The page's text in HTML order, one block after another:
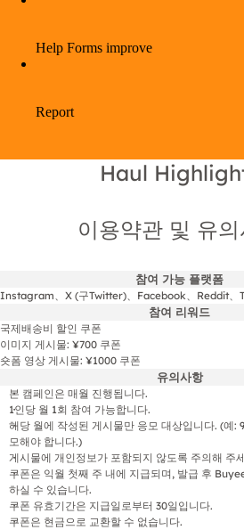
Haul
이용약관 및 유
참여 가능 플랫폼
Instagram、X (구Twitter)、Facebook、Reddit、
참여 리워드
국제배송비 할인 쿠폰
이미지 게시물: ¥700 쿠폰
숏폼 영상 게시물: ¥1000 쿠폰
유의사항
본 캠페인은 매월 진행됩니다.
1인당 월 1회 참여 가능합니다.
해당 월에 작성된 게시물만 응모 대상입니다. (예:
모해야 합니다.)
게시물에 개인정보가 포함되지 않도록 주의해 주
쿠폰은 익월 첫째 주 내에 지급되며, 발급 후
하실 수 있습니다.
쿠폰 유효기간은 지급일로부터 30일입니다.
쿠폰은 현금으로 교환할 수 없습니다.